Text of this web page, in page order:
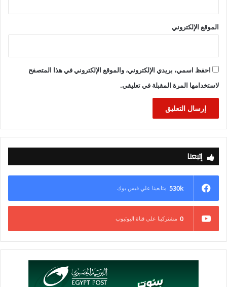
الموقع الإلكتروني
احفظ اسمي، بريدي الإلكتروني، والموقع الإلكتروني في هذا المتصفح
لاستخدامها المرة المقبلة في تعليقي.
إتبعنا
530k متابعينا علي فيس بوك
0 مشتركينا علي قناة اليوتيوب